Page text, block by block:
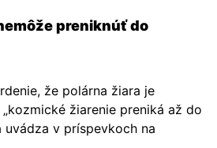
preniknúť do
že polárna žiara je
žiarenie preniká až do
uvádza v príspevkoch na